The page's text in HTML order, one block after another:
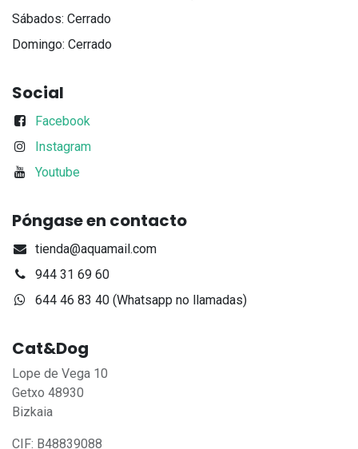
Sábados: Cerrado
Domingo: Cerrado
Social
Facebook
Instagram
Youtube
Póngase en contacto
tienda@aquamail.com
944 31 69 60
644 46 83 40 (Whatsapp no llamadas)
Cat&Dog
Lope de Vega 10
Getxo 48930
Bizkaia
CIF: B48839088